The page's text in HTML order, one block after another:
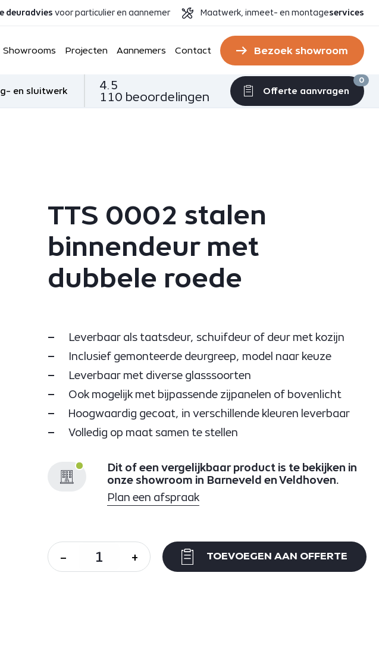
deuradvies voor particulier en aannemer Maatwerk, inmeet- en montageservices
Showrooms Projecten Aannemers Contact Bezoek showroom
en sluitwerk
4.5
110 beoordelingen
Offerte aanvragen
0
TTS 0002 stalen
binnendeur met
dubbele roede
Leverbaar als taatsdeur, schuifdeur of deur met kozijn
Inclusief gemonteerde deurgreep, model naar keuze
Leverbaar met diverse glasssoorten
Ook mogelijk met bijpassende zijpanelen of bovenlicht
Hoogwaardig gecoat, in verschillende kleuren leverbaar
Volledig op maat samen te stellen
Dit of een vergelijkbaar product is te bekijken in
onze showroom in Barneveld en Veldhoven.
Plan een afspraak
- + TOEVOEGEN AAN OFFERTE